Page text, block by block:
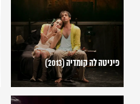
פיניטה לה קומדיה (2013)